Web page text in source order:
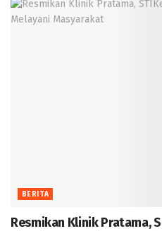
BERITA
Resmikan Klinik Pratama,